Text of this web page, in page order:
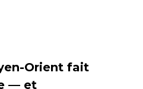
Orient fait
— et